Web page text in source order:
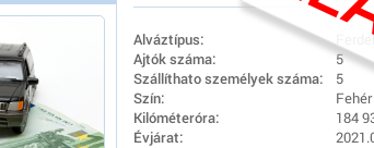
Alváztípus:
Ajtók száma:
5
Szállíthato személyek száma:
5
Szín:
Fehér
Kilóméteróra:
184
Évjárat: